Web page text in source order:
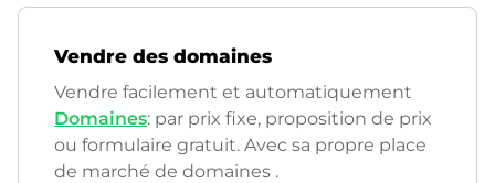
Vendre des domaines
Vendre facilement et automatiquement
Domaines: par prix fixe, proposition de prix
ou formulaire gratuit. Avec sa propre place
de marché de domaines .